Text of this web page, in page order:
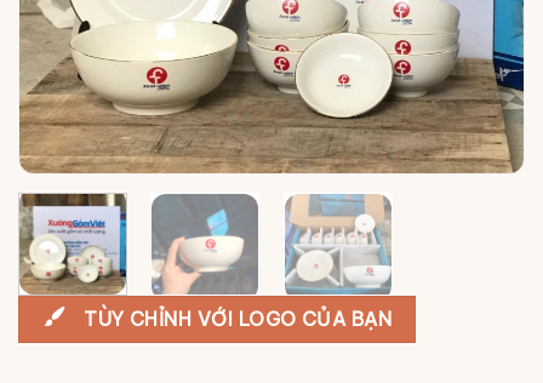
TÙY CHỈNH VỚI LOGO CỦA BẠN